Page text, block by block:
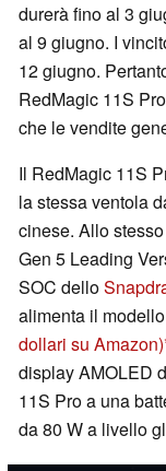
durerà fino al 3
al 9 giugno. I
12 giugno.
RedMagic 11S
che le vendite
Il RedMagic 11S
la stessa ventola
cinese. Allo
Gen 5 Leading
SOC dello
alimenta il modello
dollari su Amazon)
display AMOLED
11S Pro a una
da 80 W a livello